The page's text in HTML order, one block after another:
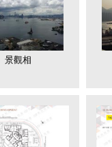
景觀相